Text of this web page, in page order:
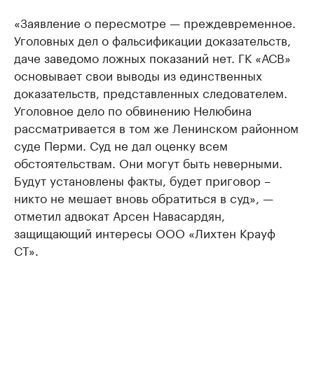
«Заявление о пересмотре — преждевременное.
Уголовных дел о фальсификации доказательств,
даче заведомо ложных показаний нет. ГК «АСВ»
основывает свои выводы из единственных
доказательств, представленных следователем.
Уголовное дело по обвинению Нелюбина
рассматривается в том же Ленинском районном
суде Перми. Суд не дал оценку всем
обстоятельствам. Они могут быть неверными.
Будут установлены факты, будет приговор –
никто не мешает вновь обратиться в суд», —
отметил адвокат Арсен Навасардян,
защищающий интересы ООО «Лихтен Крауф
СТ».